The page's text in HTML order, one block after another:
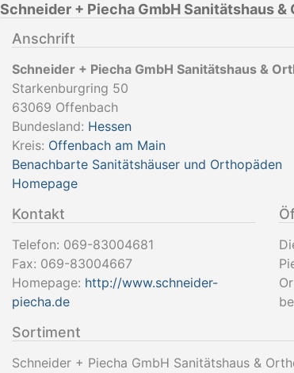
Schneider + Piecha GmbH Sanitätshaus
Anschrift
Schneider + Piecha GmbH Sanitätshaus &
Starkenburgring 50
63069 Offenbach
Bundesland: Hessen
Kreis: Offenbach am Main
Benachbarte Sanitätshäuser und Orthopäden
Homepage
Kontakt
Telefon: 069-83004681
Fax: 069-83004667
Homepage: http://www.schneider-
piecha.de
Sortiment
Schneider + Piecha GmbH Sanitätshaus &